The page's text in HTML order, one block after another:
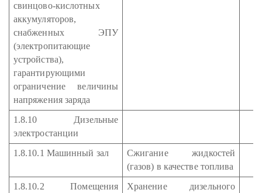
свинцово-кислотных
аккумуляторов,
снабженных ЭПУ
(электропитающие
устройства),
гарантирующими
ограничение величины
напряжения заряда
1.8.10 Дизельные
электростанции
1.8.10.1 Машинный зал
Сжигание жидкостей
(газов) в качестве топлива
1.8.10.2 Помещения
Хранение дизельного